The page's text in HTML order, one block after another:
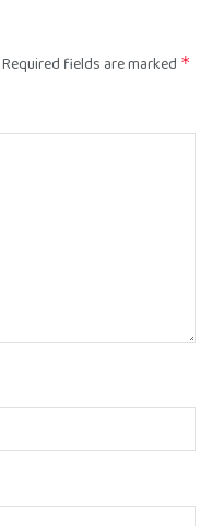
Required fields are marked *